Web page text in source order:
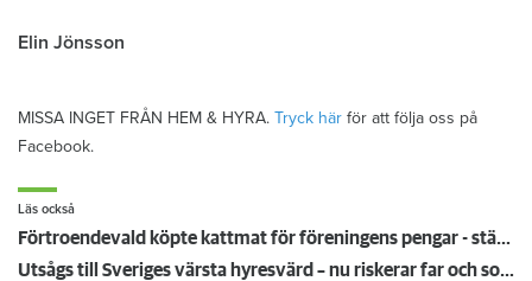
Elin Jönsson
MISSA INGET FRÅN HEM & HYRA. Tryck här för att följa oss på
Facebook.
Läs också
Förtroendevald köpte kattmat för föreningens pengar - stängs av i fem år
Utsågs till Sveriges värsta hyresvärd – nu riskerar far och son Bessou näringsförbud